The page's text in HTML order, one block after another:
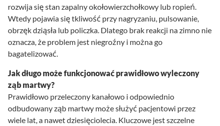
rozwija się stan zapalny okołowierzchołkowy lub ropień.
Wtedy pojawia się tkliwość przy nagryzaniu, pulsowanie,
obrzęk dziąsła lub policzka. Dlatego brak reakcji na zimno nie
oznacza, że problem jest niegroźny i można go
bagatelizować.
Jak długo może funkcjonować prawidłowo wyleczony
ząb martwy?
Prawidłowo przeleczony kanałowo i odpowiednio
odbudowany ząb martwy może służyć pacjentowi przez
wiele lat, a nawet dziesięciolecia. Kluczowe jest szczelne